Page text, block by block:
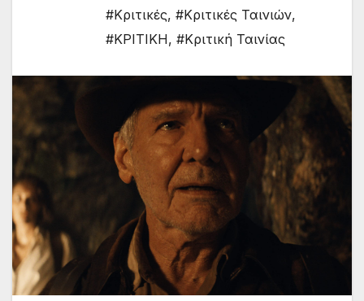
#Κριτικές, #Κριτικές Ταινιών,
#ΚΡΙΤΙΚΗ, #Κριτική Ταινίας